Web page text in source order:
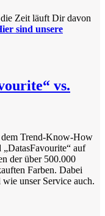
Zeit läuft Dir davon
sind unsere
vs.
dem Trend-Know-How
auf
der über 500.000
Farben. Dabei
unser Service auch.